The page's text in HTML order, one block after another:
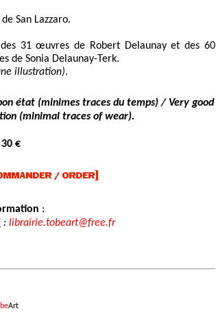
San Lazzaro.
des 31 œuvres de Robert Delaunay et des 60
de Sonia Delaunay-Terk.
illustration).
état (minimes traces du temps) / Very good
(minimal traces of wear).
30 €
:
: librairie.tobeart@free.fr
beArt